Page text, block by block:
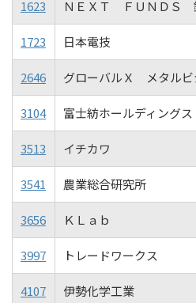
1623 ＮＥＸＴ ＦＵＮＤＳ
1723 日本電技
2646 グローバルＸ メタル
3104 富士紡ホールディングス
3513 イチカワ
3541 農業総合研究所
3656 ＫＬａｂ
3997 トレードワークス
4107 伊勢化学工業